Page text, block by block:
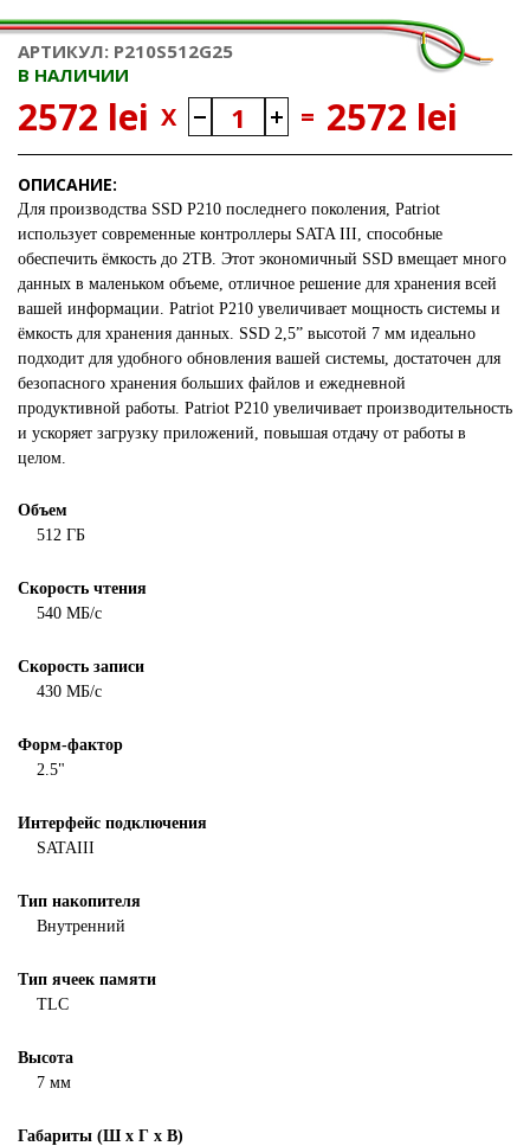
АРТИКУЛ: P210S512G25
В НАЛИЧИИ
2572 lei X = 2572 lei
ОПИСАНИЕ:
Для производства SSD P210 последнего поколения, Patriot
использует современные контроллеры SATA III, способные
обеспечить ёмкость до 2TB. Этот экономичный SSD вмещает много
данных в маленьком объеме, отличное решение для хранения всей
вашей информации. Patriot P210 увеличивает мощность системы и
ёмкость для хранения данных. SSD 2,5” высотой 7 мм идеально
подходит для удобного обновления вашей системы, достаточен для
безопасного хранения больших файлов и ежедневной
продуктивной работы. Patriot P210 увеличивает производительность
и ускоряет загрузку приложений, повышая отдачу от работы в
целом.
Объем
512 ГБ
Скорость чтения
540 МБ/с
Скорость записи
430 МБ/с
Форм-фактор
2.5"
Интерфейс подключения
SATAIII
Тип накопителя
Внутренний
Тип ячеек памяти
TLC
Высота
7 мм
Габариты (Ш х Г х В)